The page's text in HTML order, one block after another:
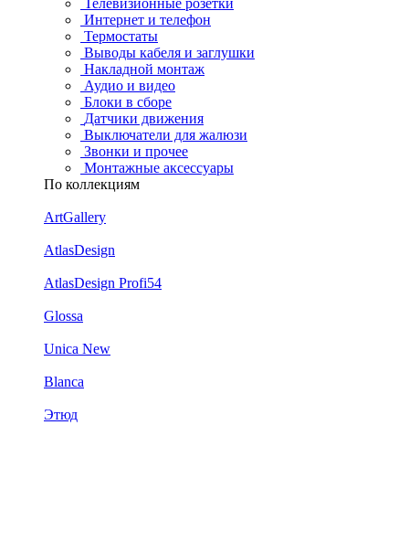
Интернет и телефон
Термостаты
Выводы кабеля и заглушки
Накладной монтаж
Аудио и видео
Блоки в сборе
Датчики движения
Выключатели для жалюзи
Звонки и прочее
Монтажные аксессуары
По коллекциям
ArtGallery
AtlasDesign
AtlasDesign Profi54
Glossa
Unica New
Blanca
Этюд